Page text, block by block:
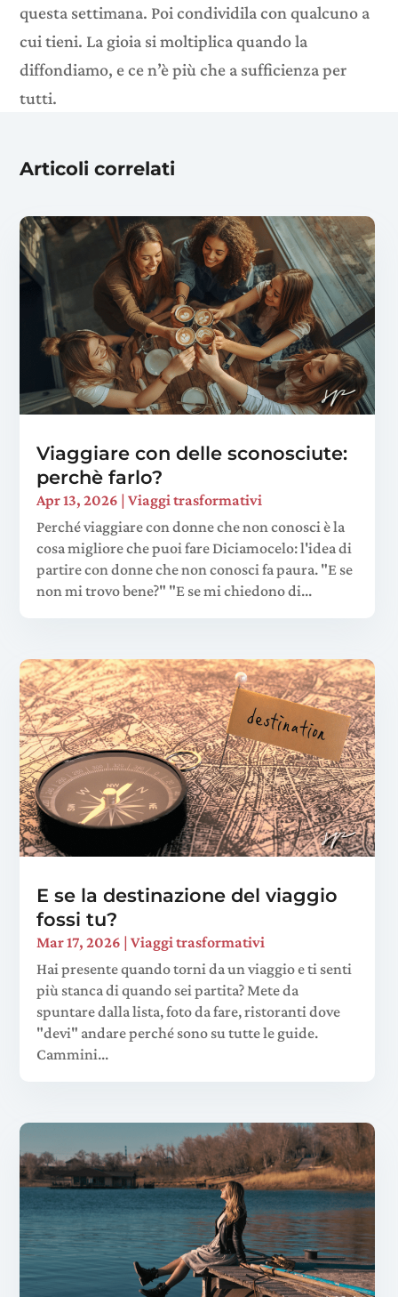
questa settimana. Poi condividila con qualcuno a
cui tieni. La gioia si moltiplica quando la
diffondiamo, e ce n’è più che a sufficienza per
tutti.
Articoli correlati
Viaggiare con delle sconosciute:
perchè farlo?
Apr 13, 2026 |Viaggi trasformativi
Perché viaggiare con donne che non conosci è la
cosa migliore che puoi fare Diciamocelo: l'idea di
partire con donne che non conosci fa paura. "E se
non mi trovo bene?" "E se mi chiedono di...
E se la destinazione del viaggio
fossi tu?
Mar 17, 2026 |Viaggi trasformativi
Hai presente quando torni da un viaggio e ti senti
più stanca di quando sei partita? Mete da
spuntare dalla lista, foto da fare, ristoranti dove
"devi" andare perché sono su tutte le guide.
Cammini...